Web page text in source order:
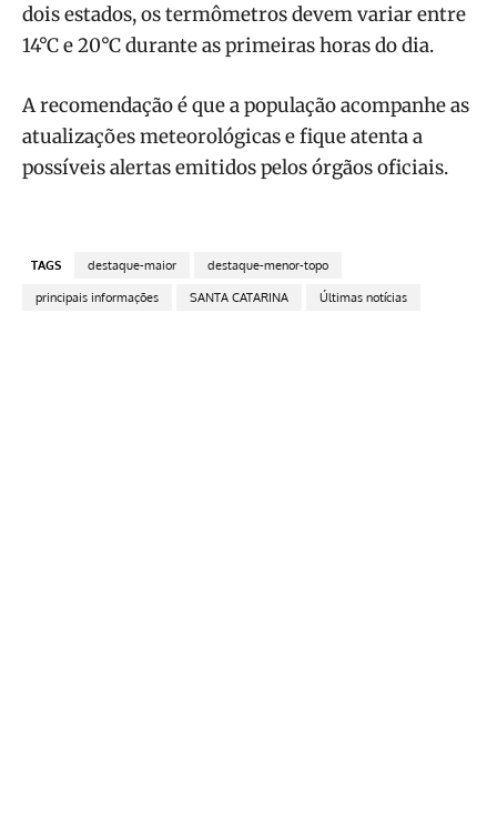
dois estados, os termômetros devem variar entre
14°C e 20°C durante as primeiras horas do dia.
A recomendação é que a população acompanhe as
atualizações meteorológicas e fique atenta a
possíveis alertas emitidos pelos órgãos oficiais.
TAGS destaque-maior destaque-menor-topo
principais informações SANTA CATARINA Últimas notícias